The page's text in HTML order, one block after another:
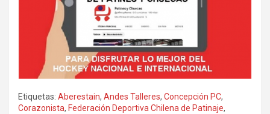
Etiquetas: Aberestain, Andes Talleres, Concepción PC,
Corazonista, Federación Deportiva Chilena de Patinaje,